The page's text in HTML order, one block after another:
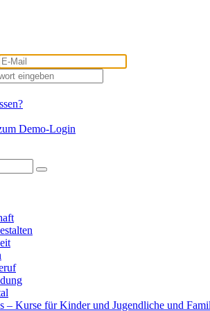
Demo-Login
– Kurse für Kinder und Jugendliche und